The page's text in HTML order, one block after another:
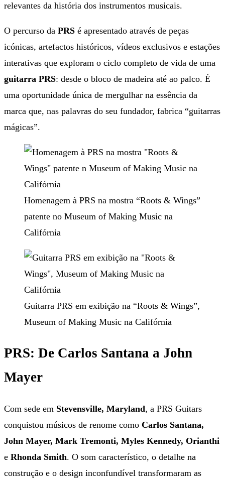
relevantes da história dos instrumentos musicais.
O percurso da PRS é apresentado através de peças
icónicas, artefactos históricos, vídeos exclusivos e estações
interativas que exploram o ciclo completo de vida de uma
guitarra PRS: desde o bloco de madeira até ao palco. É
uma oportunidade única de mergulhar na essência da
marca que, nas palavras do seu fundador, fabrica “guitarras
mágicas”.
Homenagem à PRS na mostra “Roots & Wings”
patente no Museum of Making Music na
Califórnia
Guitarra PRS em exibição na “Roots & Wings”,
Museum of Making Music na Califórnia
PRS: De Carlos Santana a John
Mayer
Com sede em Stevensville, Maryland, a PRS Guitars
conquistou músicos de renome como Carlos Santana,
John Mayer, Mark Tremonti, Myles Kennedy, Orianthi
e Rhonda Smith. O som característico, o detalhe na
construção e o design inconfundível transformaram as